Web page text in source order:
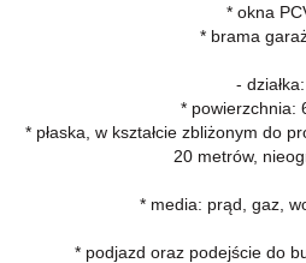
* okna
* brama
- działka:
* powierzchnia:
* płaska, w kształcie zbliżonym do
20 metrów,
* media: prąd, gaz,
* podjazd oraz podejście do